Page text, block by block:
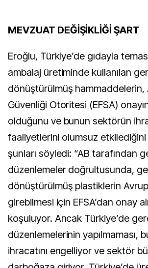
MEVZUAT DEĞİŞİKLİĞİ ŞART
Eroğlu, Türkiye’de gıdayla
ambalaj üretiminde kullanılan
dönüştürülmüş hammaddelerin,
Güvenliği Otoritesi (EFSA)
olduğunu ve bunun sektörün
faaliyetlerini olumsuz
şunları söyledi: “AB tarafından
düzenlemeler doğrultusunda,
dönüştürülmüş plastiklerin
girebilmesi için EFSA’dan onay
koşuluyor. Ancak Türkiye’de
düzenlemelerinin yapılmaması,
ihracatını engelliyor ve sektör